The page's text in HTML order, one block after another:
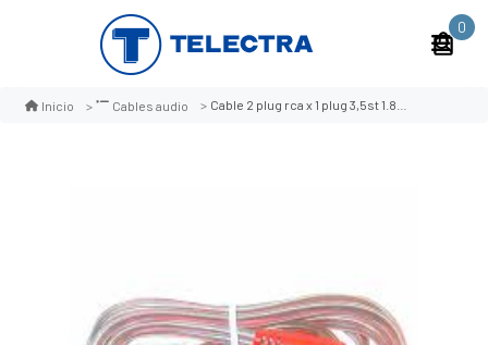
0
Inicio Cables audio Cable 2 plug rca x 1 plug 3,5st 1.8mts. transp.(cbc)